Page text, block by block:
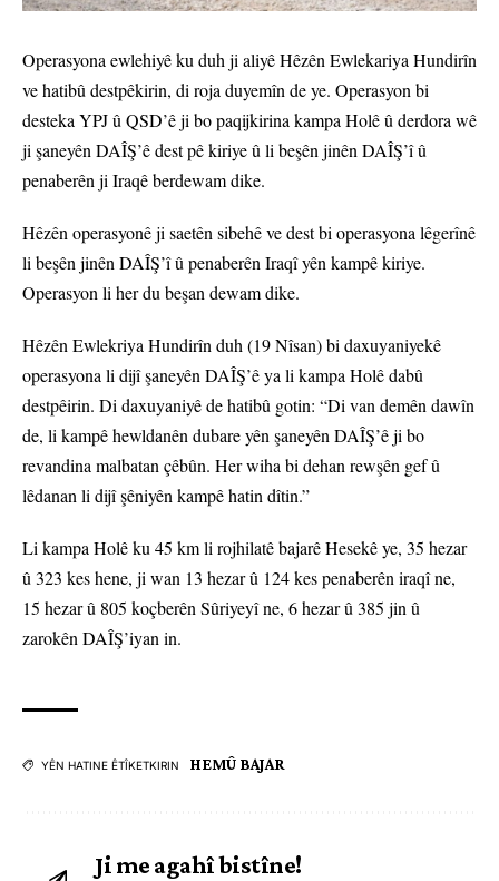
Operasyona ewlehiyê ku duh ji aliyê Hêzên Ewlekariya Hundirîn
ve hatibû destpêkirin, di roja duyemîn de ye. Operasyon bi
desteka YPJ û QSD’ê ji bo paqijkirina kampa Holê û derdora wê
ji şaneyên DAÎŞ’ê dest pê kiriye û li beşên jinên DAÎŞ’î û
penaberên ji Iraqê berdewam dike.
Hêzên operasyonê ji saetên sibehê ve dest bi operasyona lêgerînê
li beşên jinên DAÎŞ’î û penaberên Iraqî yên kampê kiriye.
Operasyon li her du beşan dewam dike.
Hêzên Ewlekriya Hundirîn duh (19 Nîsan) bi daxuyaniyekê
operasyona li dijî şaneyên DAÎŞ’ê ya li kampa Holê dabû
destpêirin. Di daxuyaniyê de hatibû gotin: “Di van demên dawîn
de, li kampê hewldanên dubare yên şaneyên DAÎŞ’ê ji bo
revandina malbatan çêbûn. Her wiha bi dehan rewşên gef û
lêdanan li dijî şêniyên kampê hatin dîtin.”
Li kampa Holê ku 45 km li rojhilatê bajarê Hesekê ye, 35 hezar
û 323 kes hene, ji wan 13 hezar û 124 kes penaberên iraqî ne,
15 hezar û 805 koçberên Sûriyeyî ne, 6 hezar û 385 jin û
zarokên DAÎŞ’iyan in.
YÊN HATINE ÊTÎKETKIRIN HEMÛ BAJAR
Ji me agahî bistîne!